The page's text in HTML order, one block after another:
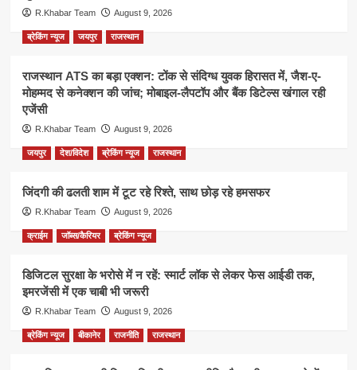
R.Khabar Team August 9, 2026
ब्रेकिंग न्यूज जयपुर राजस्थान
राजस्थान ATS का बड़ा एक्शन: टोंक से संदिग्ध युवक हिरासत में, जैश-ए-
मोहम्मद से कनेक्शन की जांच; मोबाइल-लैपटॉप और बैंक डिटेल्स खंगाल रही
एजेंसी
R.Khabar Team August 9, 2026
जयपुर देश/विदेश ब्रेकिंग न्यूज राजस्थान
जिंदगी की ढलती शाम में टूट रहे रिश्ते, साथ छोड़ रहे हमसफर
R.Khabar Team August 9, 2026
क्राईम जॉब्स/कैरियर ब्रेकिंग न्यूज
डिजिटल सुरक्षा के भरोसे में न रहें: स्मार्ट लॉक से लेकर फेस आईडी तक,
इमरजेंसी में एक चाबी भी जरूरी
R.Khabar Team August 9, 2026
ब्रेकिंग न्यूज बीकानेर राजनीति राजस्थान